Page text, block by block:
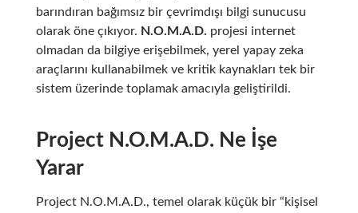
barındıran bağımsız bir çevrimdışı bilgi sunucusu
olarak öne çıkıyor. N.O.M.A.D. projesi internet
olmadan da bilgiye erişebilmek, yerel yapay zeka
araçlarını kullanabilmek ve kritik kaynakları tek bir
sistem üzerinde toplamak amacıyla geliştirildi.
Project N.O.M.A.D. Ne İşe
Yarar
Project N.O.M.A.D., temel olarak küçük bir “kişisel